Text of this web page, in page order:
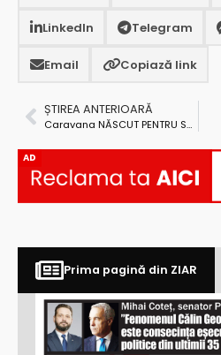
LinkedIn Telegram
Email Copiază link
ȘTIREA ANTERIOARĂ
Caravana NĂSCUT PENTRU SPORT – Ediția a II-a Argeș, la Călinești!
AD
Prima pagină din ZIAR